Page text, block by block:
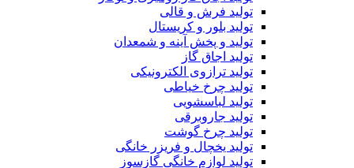
تولید فرش و قالی
تولید بلور و کریستال
تولید و پخش آینه و شمعدان
تولید اجاق گاز
تولید ترازوی الکترونیکی
تولید چرخ خیاطی
تولید لباسشویی
تولید جاروبرقی
تولید چرخ گوشت
تولید یخچال و فریزر خانگی
تولید لوازم خانگی گازسوز